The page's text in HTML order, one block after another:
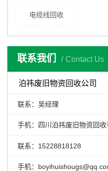
电缆线回收
联系我们 Contact Us
泊祎废旧物资回收公司
联系：吴经理
手机：四川泊祎废旧物资回收
联系：15228818128
手机：